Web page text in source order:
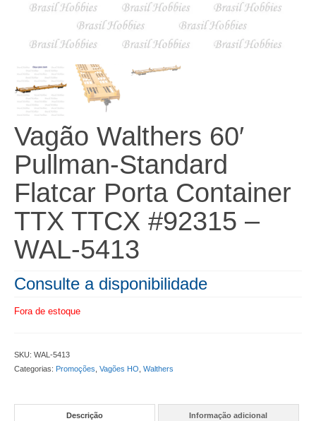
Vagão Walthers 60′
Pullman-Standard
Flatcar Porta Container
TTX TTCX #92315 –
WAL-5413
Consulte a disponibilidade
Fora de estoque
SKU: WAL-5413
Categorias: Promoções Vagões HO Walthers
Descrição Informação adicional